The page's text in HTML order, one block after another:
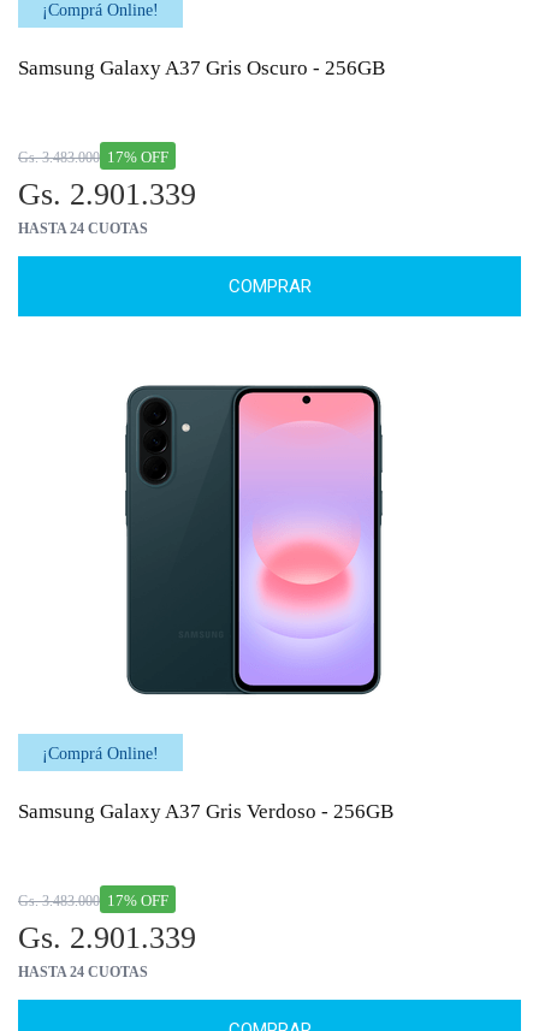
¡Comprá Online!
Samsung Galaxy A37 Gris Oscuro - 256GB
17% OFF
Gs. 3.483.000
Gs. 2.901.339
HASTA 24 CUOTAS
COMPRAR
¡Comprá Online!
Samsung Galaxy A37 Gris Verdoso - 256GB
17% OFF
Gs. 3.483.000
Gs. 2.901.339
HASTA 24 CUOTAS